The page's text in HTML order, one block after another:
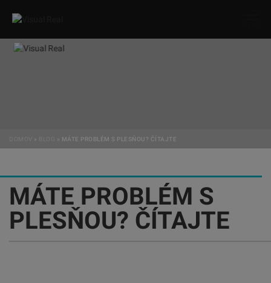
DOMOV » » MÁTE PROBLÉM S PLESŇOU? ČÍTAJTE
MÁTE PROBLÉM S
PLESŇOU? ČÍTAJTE